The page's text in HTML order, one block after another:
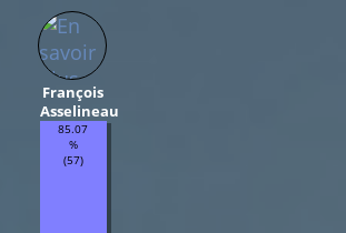
François
Asselineau
85.07
%
(57)